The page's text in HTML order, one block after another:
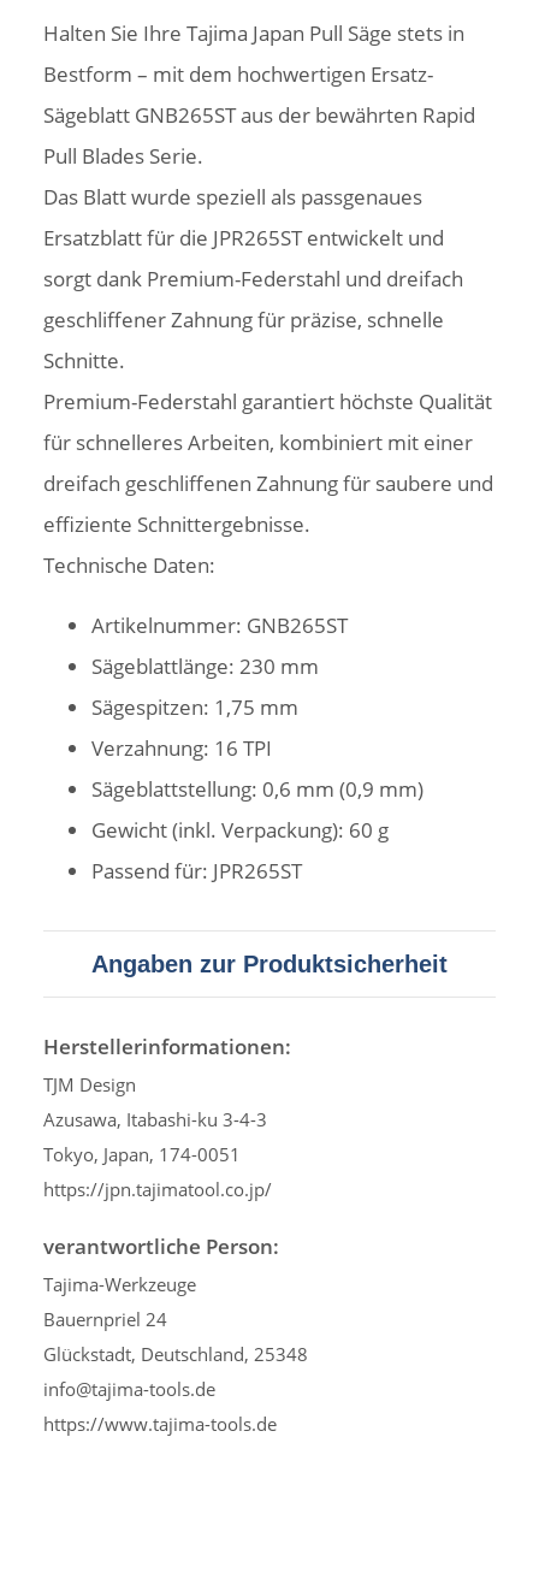
Halten Sie Ihre Tajima Japan Pull Säge stets in
Bestform – mit dem hochwertigen Ersatz-
Sägeblatt GNB265ST aus der bewährten Rapid
Pull Blades Serie.
Das Blatt wurde speziell als passgenaues
Ersatzblatt für die JPR265ST entwickelt und
sorgt dank Premium-Federstahl und dreifach
geschliffener Zahnung für präzise, schnelle
Schnitte.
Premium-Federstahl garantiert höchste Qualität
für schnelleres Arbeiten, kombiniert mit einer
dreifach geschliffenen Zahnung für saubere und
effiziente Schnittergebnisse.
Technische Daten:
Artikelnummer: GNB265ST
Sägeblattlänge: 230 mm
Sägespitzen: 1,75 mm
Verzahnung: 16 TPI
Sägeblattstellung: 0,6 mm (0,9 mm)
Gewicht (inkl. Verpackung): 60 g
Passend für: JPR265ST
Angaben zur Produktsicherheit
Herstellerinformationen:
TJM Design
Azusawa, Itabashi-ku 3-4-3
Tokyo, Japan, 174-0051
https://jpn.tajimatool.co.jp/
verantwortliche Person:
Tajima-Werkzeuge
Bauernpriel 24
Glückstadt, Deutschland, 25348
info@tajima-tools.de
https://www.tajima-tools.de